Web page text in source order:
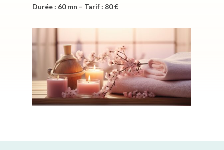
Durée : 60 mn – Tarif : 80 €